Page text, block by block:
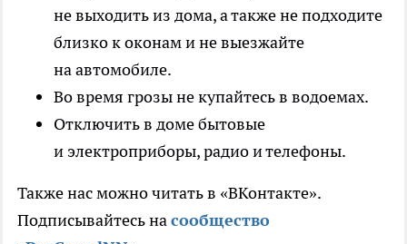
не выходить из дома, а также не подходите
близко к оконам и не выезжайте
на автомобиле.
Во время грозы не купайтесь в водоемах.
Отключить в доме бытовые
и электроприборы, радио и телефоны.
Также нас можно читать в «ВКонтакте».
Подписывайтесь насообщество